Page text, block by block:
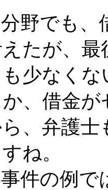
野でも
たが、
少なく
、借金
、弁護
ね。
件の例で